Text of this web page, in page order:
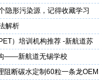
隐形污染源，记得收藏学习
解析
）培训机构推荐 -新航道苏
——新航道无锡学校
阻断碳水定制60粒一条龙OEM